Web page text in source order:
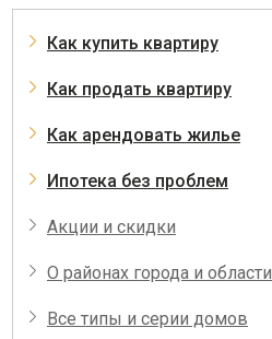
Как купить квартиру
Как продать квартиру
Как арендовать жилье
Ипотека без проблем
Акции и скидки
О районах города и области
Все типы и серии домов